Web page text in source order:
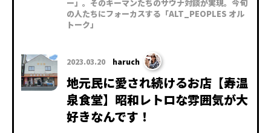
ー」。そのキーマンたちのサウナ対談が実現。今旬
の人たちにフォーカスする「ALT_PEOPLES オル
トーク」
2023.03.20 haruch
地元民に愛され続けるお店【寿温
泉食堂】昭和レトロな雰囲気が大
好きなんです！